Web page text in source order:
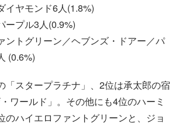
ヤモンド6人(1.8%)
プル3人(0.9%)
トグリーン／ヘブンズ・ドアー／パ
(0.6%)
「スタープラチナ」、2位は承太郎の宿
ワールド」。その他にも4位のハーミ
のハイエロファントグリーンと、ジョ